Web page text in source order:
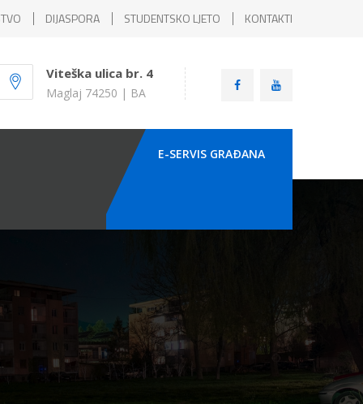
DIJASPORA STUDENTSKO LJETO KONTAKTI
Viteška ulica br. 4
Maglaj 74250 | BA
E-SERVIS GRAÐANA